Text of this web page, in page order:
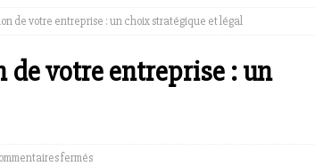
de votre entreprise : un choix stratégique et légal
de votre entreprise : un
fermés